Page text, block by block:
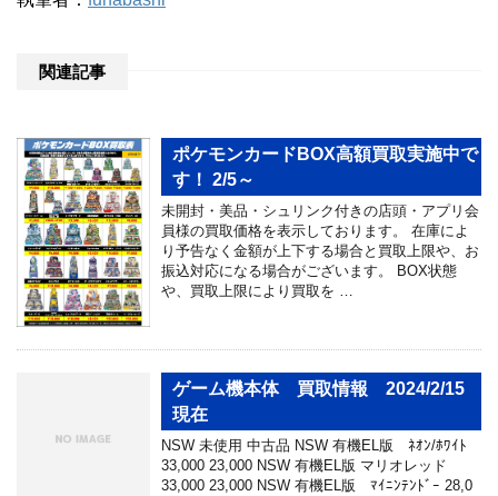
関連記事
ポケモンカードBOX高額買取実施中で
す！ 2/5～
未開封・美品・シュリンク付きの店頭・アプリ会
員様の買取価格を表示しております。 在庫によ
り予告なく金額が上下する場合と買取上限や、お
振込対応になる場合がございます。 BOX状態
や、買取上限により買取を …
ゲーム機本体 買取情報 2024/2/15
現在
NSW 未使用 中古品 NSW 有機EL版 ﾈｵﾝ/ﾎﾜｲﾄ
33,000 23,000 NSW 有機EL版 マリオレッド
33,000 23,000 NSW 有機EL版 ﾏｲﾆﾝﾃﾝﾄﾞｰ 28,0